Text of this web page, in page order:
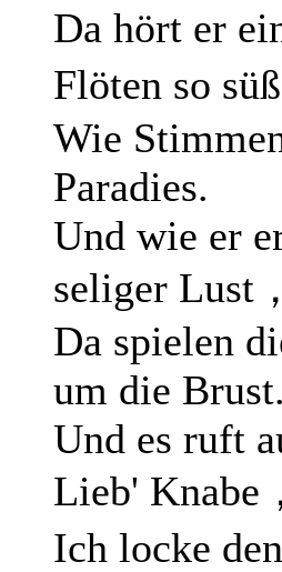
Da hört er
Flöten so süß
Wie
Paradies.
Und wie er
seliger Lust，
Da spielen
um die Brust.
Und es ruft
Lieb' Knabe
Ich locke